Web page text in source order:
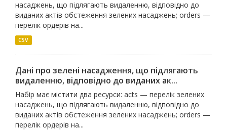
насаджень, що підлягають видаленню, відповідно до
виданих актів обстеження зелених насаджень; orders —
перелік ордерів на...
CSV
Дані про зелені насадження, що підлягають
видаленню, відповідно до виданих ак...
Набір має містити два ресурси: acts — перелік зелених
насаджень, що підлягають видаленню, відповідно до
виданих актів обстеження зелених насаджень; orders —
перелік ордерів на...